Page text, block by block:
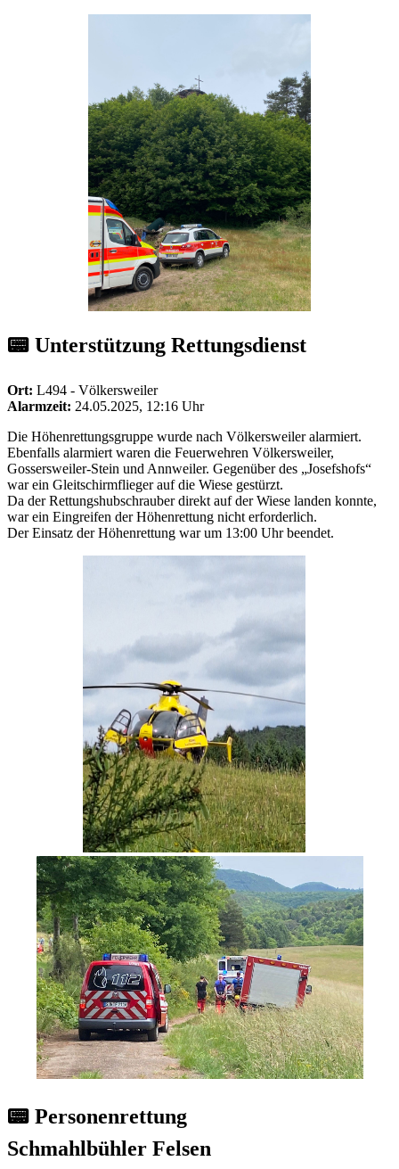
📟 Unterstützung Rettungsdienst
Ort: L494 - Völkersweiler
Alarmzeit: 24.05.2025, 12:16 Uhr
Die Höhenrettungsgruppe wurde nach Völkersweiler alarmiert.
Ebenfalls alarmiert waren die Feuerwehren Völkersweiler,
Gossersweiler-Stein und Annweiler. Gegenüber des „Josefshofs“
war ein Gleitschirmflieger auf die Wiese gestürzt.
Da der Rettungshubschrauber direkt auf der Wiese landen konnte,
war ein Eingreifen der Höhenrettung nicht erforderlich.
Der Einsatz der Höhenrettung war um 13:00 Uhr beendet.
📟 Personenrettung
Schmahlbühler Felsen